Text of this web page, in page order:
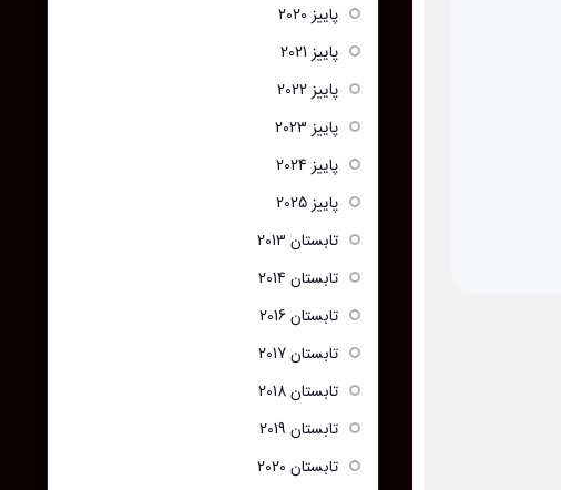
پاییز 2020
پاییز 2021
پاییز 2022
پاییز 2023
پاییز 2024
پاییز 2025
تابستان 2013
تابستان 2014
تابستان 2016
تابستان 2017
تابستان 2018
تابستان 2019
تابستان 2020